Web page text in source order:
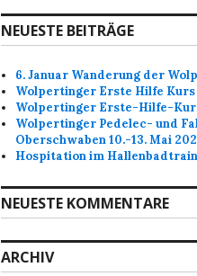
NEUESTE BEITRÄGE
6. Januar Wanderung der
Wolpertinger Erste Hilfe Kurs
Wolpertinger Erste-Hilfe-
Wolpertinger Pedelec- und
Oberschwaben 10.-13. Mai
Hospitation im
NEUESTE KOMMENTARE
ARCHIV